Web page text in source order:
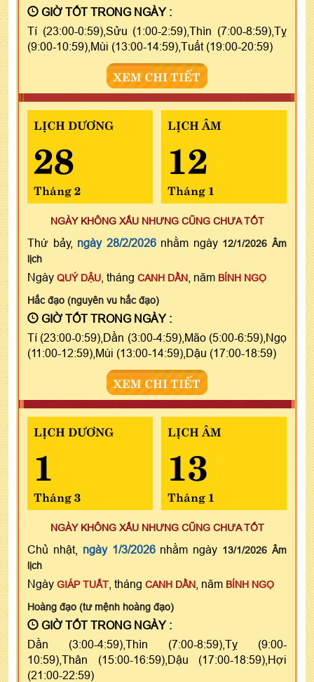
GIỜ TỐT TRONG NGÀY :
Tí (23:00-0:59),Sửu (1:00-2:59),Thìn (7:00-8:59),Tỵ
(9:00-10:59),Mùi (13:00-14:59),Tuất (19:00-20:59)
XEM CHI TIẾT
LỊCH DƯƠNG
28
Tháng 2
LỊCH ÂM
12
Tháng 1
NGÀY KHÔNG XẤU NHƯNG CŨNG CHƯA TỐT
Thứ bảy, ngày 28/2/2026nhằm ngày 12/1/2026 Âm
lịch
Ngày QUÝ DẬU , tháng CANH DẦN , năm BÍNH NGỌ
Hắc đạo (nguyên vu hắc đạo)
GIỜ TỐT TRONG NGÀY :
Tí (23:00-0:59),Dần (3:00-4:59),Mão (5:00-6:59),Ngọ
(11:00-12:59),Mùi (13:00-14:59),Dậu (17:00-18:59)
XEM CHI TIẾT
LỊCH DƯƠNG
1
Tháng 3
LỊCH ÂM
13
Tháng 1
NGÀY KHÔNG XẤU NHƯNG CŨNG CHƯA TỐT
Chủ nhật, ngày 1/3/2026nhằm ngày 13/1/2026 Âm
lịch
Ngày GIÁP TUẤT , tháng CANH DẦN , năm BÍNH NGỌ
Hoàng đạo (tư mệnh hoàng đạo)
GIỜ TỐT TRONG NGÀY :
Dần (3:00-4:59),Thìn (7:00-8:59),Tỵ (9:00-
10:59),Thân (15:00-16:59),Dậu (17:00-18:59),Hợi
(21:00-22:59)